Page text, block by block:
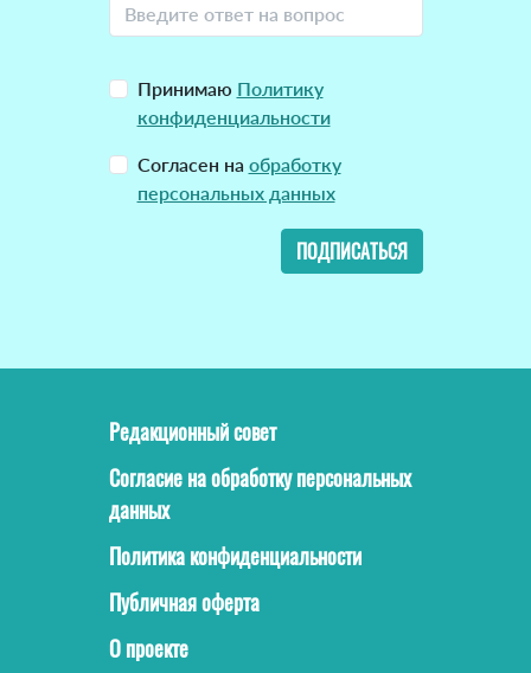
Принимаю Политику
конфиденциальности
Согласен на обработку
персональных данных
ПОДПИСАТЬСЯ
Редакционный совет
Согласие на обработку персональных
данных
Политика конфиденциальности
Публичная оферта
О проекте